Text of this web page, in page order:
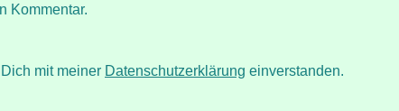
Kommentar.
mit meiner Datenschutzerklärung einverstanden.